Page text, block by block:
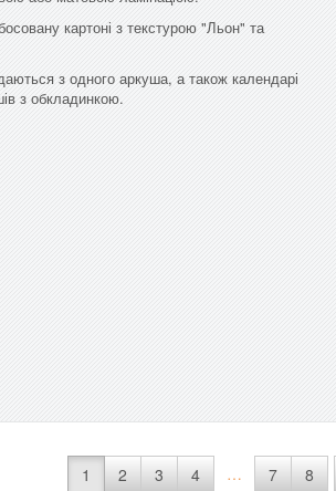
картоні з текстурою "Льон" та
з одного аркуша, а також календарі
з обкладинкою.
1 2 3 4 … 7 8